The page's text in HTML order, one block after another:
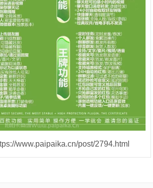
www.paipaika.cn/post/2794.html